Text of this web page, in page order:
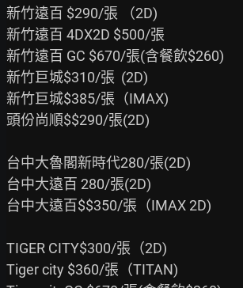
新竹遠百 $290/張 （2D)
新竹遠百 4DX2D $500/張
新竹遠百 GC $670/張(含餐飲$260)
新竹巨城$310/張  (2D)
新竹巨城$385/張（IMAX)
頭份尚順$$290/張(2D)
台中大魯閣新時代280/張(2D)
台中大遠百 280/張(2D)
台中大遠百$$350/張（IMAX 2D)
TIGER CITY$300/張（2D)
Tiger city $360/張（TITAN)